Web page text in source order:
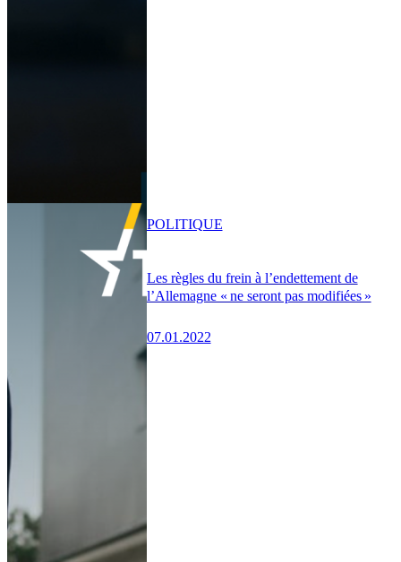
Les règles du frein à l’endettement de
l’Allemagne « ne seront pas modifiées »
07.01.2022
POLITIQUE